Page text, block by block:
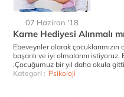
07 Haziran '18
Karne Hediyesi Alınmalı
Ebeveynler olarak
başarılı ve iyi olmalarını
.Çocuğumuz bir yıl daha okula gitti
Kategori : Psikoloji